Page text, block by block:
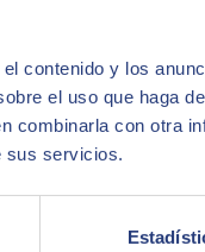
contenido y los
el uso que haga
combinarla con otra
sus servicios.